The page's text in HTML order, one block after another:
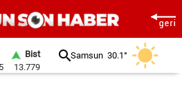
Bist
13.779
Samsun 30.1°